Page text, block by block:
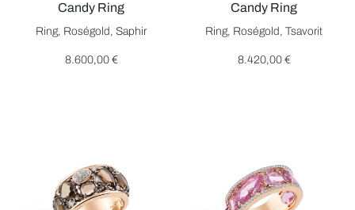
Candy Ring
Al Coro Candy Ring, Ref: NR8363PSR, Preis: 8.600,00 €
Ring, Roségold, Saphir
8.600,00 €
Candy Ring
Al Coro Candy Ring, Ref:
Ring, Roségold, Tsavorit
8.420,00 €